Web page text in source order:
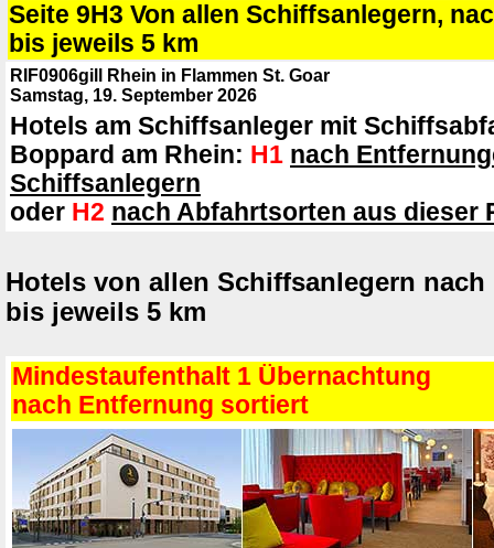
Seite 9H3 Von allen Schiffsanlegern,
bis jeweils 5 km
RIF0906gill Rhein in Flammen St. Goar
Samstag, 19. September 2026
Hotels am Schiffsanleger mit
Boppard am Rhein: H1 nach
Schiffsanlegern
oder H2 nach Abfahrtsorten aus dieser
Hotels von allen Schiffsanlegern
bis jeweils 5 km
Mindestaufenthalt 1 Übernachtung
nach Entfernung sortiert